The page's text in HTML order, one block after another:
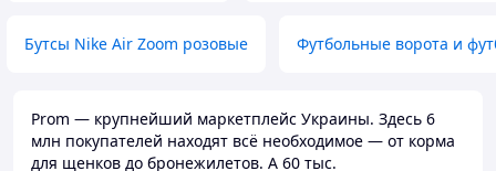
Бутсы Nike Air Zoom розовые Футбольные ворота и
Prom — крупнейший маркетплейс Украины. Здесь 6
млн покупателей находят всё необходимое — от корма
для щенков до бронежилетов. А 60 тыс.